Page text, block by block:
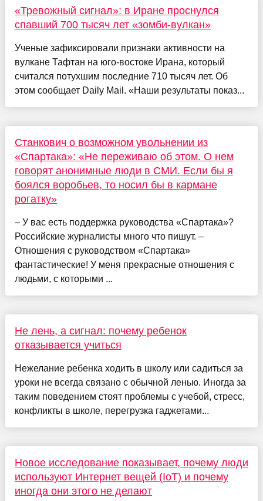
«Тревожный сигнал»: в Иране проснулся
спавший 700 тысяч лет «зомби-вулкан»
Ученые зафиксировали признаки активности на
вулкане Тафтан на юго-востоке Ирана, который
считался потухшим последние 710 тысяч лет. Об
этом сообщает Daily Mail. «Наши результаты показ...
Станкович о возможном увольнении из
«Спартака»: «Не переживаю об этом. О нем
говорят анонимные люди в СМИ. Если бы я
боялся воробьев, то носил бы в кармане
рогатку»
– У вас есть поддержка руководства «Спартака»?
Российские журналисты много что пишут. –
Отношения с руководством «Спартака»
фантастические! У меня прекрасные отношения с
людьми, с которыми ...
Не лень, а сигнал: почему ребенок
отказывается учиться
Нежелание ребенка ходить в школу или садиться за
уроки не всегда связано с обычной ленью. Иногда за
таким поведением стоят проблемы с учебой, стресс,
конфликты в школе, перегрузка гаджетами...
Новое исследование показывает, почему люди
используют Интернет вещей (IoT) и почему
иногда они этого не делают